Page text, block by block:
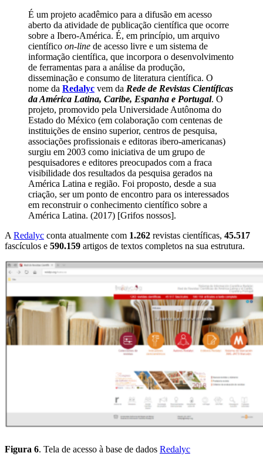
É um projeto acadêmico para a difusão em acesso
aberto da atividade de publicação científica que ocorre
sobre a Ibero-América. É, em princípio, um arquivo
científico on-line de acesso livre e um sistema de
informação científica, que incorpora o desenvolvimento
de ferramentas para a análise da produção,
disseminação e consumo de literatura científica. O
nome da Redalyc vem da Rede de Revistas Científicas
da América Latina, Caribe, Espanha e Portugal. O
projeto, promovido pela Universidade Autônoma do
Estado do México (em colaboração com centenas de
instituições de ensino superior, centros de pesquisa,
associações profissionais e editoras ibero-americanas)
surgiu em 2003 como iniciativa de um grupo de
pesquisadores e editores preocupados com a fraca
visibilidade dos resultados da pesquisa gerados na
América Latina e região. Foi proposto, desde a sua
criação, ser um ponto de encontro para os interessados ​​
em reconstruir o conhecimento científico sobre a
América Latina. (2017) [Grifos nossos].
A Redalyc conta atualmente com 1.262 revistas científicas, 45.517
fascículos e 590.159 artigos de textos completos na sua estrutura.
Figura 6. Tela de acesso à base de dados Redalyc